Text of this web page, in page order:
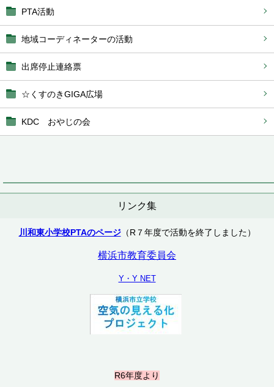
PTA活動
地域コーディネーターの活動
出席停止連絡票
☆くすのきGIGA広場
KDC おやじの会
リンク集
川和東小学校PTAのページ（R７年度で活動を終了しました）
横浜市教育委員会
Y・Y NET
R6年度より